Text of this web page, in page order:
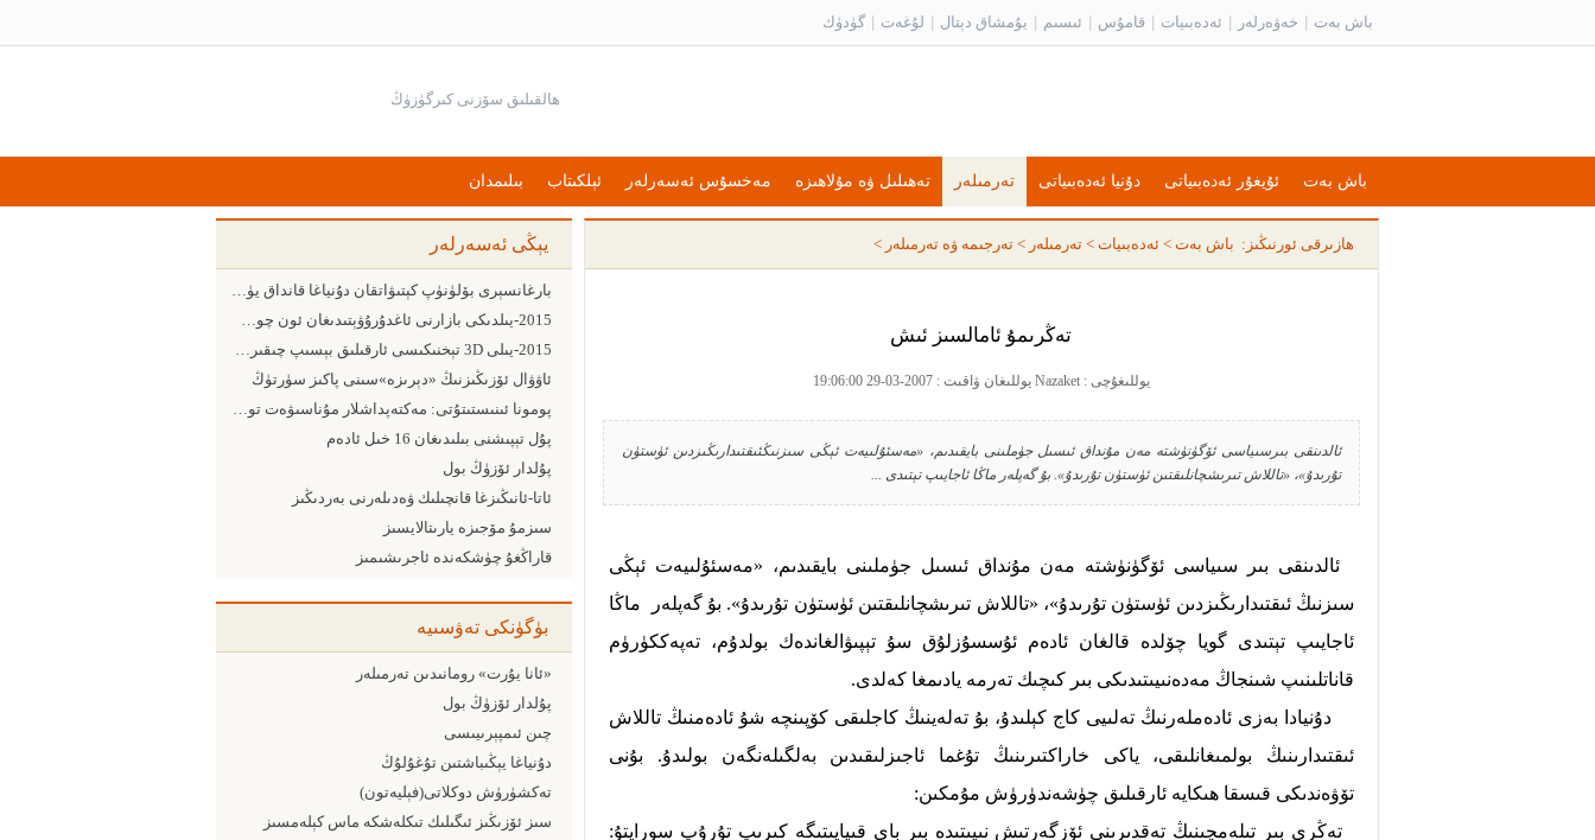
باش بەت خەۋەرلەر ئەدەبىيات قامۇس ئىسىم يۇمشاق دېتال لۇغەت گۈدۈك
باش بەت ئۇيغۇر ئەدەبىياتى دۇنيا ئەدەبىياتى تەرمىلەر تەھىلىل ۋە مۇلاھىزە مەخسۇس ئەسەرلەر ئېلكىتاب بىلىمدان
يېڭى ئەسەرلەر
بارغانسېرى بۆلۈنۈپ كېتىۋاتقان دۇنياغا قانداق يۈزلىنىش كېرەك
2015-يىلدىكى بازارنى ئاغدۇرۇۋېتىدىغان ئون چوڭ ئامىل
2015-يىلى 3D تېخنىكىسى ئارقىلىق بېسىپ چىقىرىش ساھەسىدىكى 5 چوڭ يۈزلىنىش
ئاۋۋال ئۆزىڭىزنىڭ «دېرىزە»سىنى پاكىز سۈرتۈڭ
پومونا ئىنىستىتۇتى: مەكتەپداشلار مۇناسىۋەت تورىدىن پايدىلىنىشقا ئەڭ ماھىر ئىنىست
پۇل تېپىشنى بىلىدىغان 16 خىل ئادەم
پۇلدار ئۆزۈڭ بول
ئاتا-ئانىڭىزغا قانچىلىك ۋەدىلەرنى بەردىڭىز
سىزمۇ مۆجىزە يارىتالايسىز
قاراڭغۇ چۈشكەندە ئاجرىشىمىز
بۈگۈنكى تەۋسىيە
«ئانا يۇرت» رومانىدىن تەرمىلەر
پۇلدار ئۆزۈڭ بول
چىن ئىمپېرىيىسى
دۇنياغا يېڭىباشتىن تۇغۇلۇڭ
تەكشۈرۈش دوكلاتى(فېليەتون)
سىز ئۆزىڭىز ئىگىلىك تىكلەشكە ماس كېلەمسىز
ھازىرقى ئورنىڭىز: باش بەت > ئەدەبىيات > تەرمىلەر > تەرجىمە ۋە تەرمىلەر >
تەڭرىمۇ ئامالسىز ئىش
يوللىغۇچى : Nazaket يوللىغان ۋاقىت : 2007-03-29 19:06:00
ئالدىنقى بىرسىياسى ئۆگۈنۈشتە مەن مۇنداق ئىسىل جۈملىنى بايقىدىم، «مەسئۇلىيەت ئېڭى سىزنىڭئىقتىدارىڭىزدىن ئۈستۈن
تۇرىدۇ»، «تاللاش تىرىشچانلىقتىن ئۈستۈن تۇرىدۇ». بۇ گەپلەر ماڭا ئاجايىپ تېتىدى ...
ئالدىنقى بىر سىياسى ئۆگۈنۈشتە مەن مۇنداق ئىسىل جۈملىنى بايقىدىم، «مەسئۇلىيەت ئېڭى
سىزنىڭ ئىقتىدارىڭىزدىن ئۈستۈن تۇرىدۇ»، «تاللاش تىرىشچانلىقتىن ئۈستۈن تۇرىدۇ». بۇ گەپلەر ماڭا
ئاجايىپ تېتىدى گويا چۆلدە قالغان ئادەم ئۇسسۇزلۇق سۇ تېپىۋالغاندەك بولدۇم، تەپەككۈرۈم
قاناتلىنىپ شىنجاڭ مەدەنىيىتىدىكى بىر كىچىك تەرمە يادىمغا كەلدى.
دۇنيادا بەزى ئادەملەرنىڭ تەلىيى كاج كېلىدۇ، بۇ تەلەينىڭ كاجلىقى كۆپىنچە شۇ ئادەمنىڭ تاللاش
ئىقتىدارىنىڭ بولمىغانلىقى، ياكى خاراكتىرىنىڭ تۇغما ئاجىزلىقىدىن بەلگىلەنگەن بولىدۇ. بۇنى
تۆۋەندىكى قىسقا ھىكايە ئارقىلىق چۈشەندۈرۈش مۇمكىن:
تەڭرى بىر تىلەمچىنىڭ تەقدىرىنى ئۆزگەرتىش نىيىتىدە بىر باي قىياپىتىگە كىرىپ تۇرۇپ سوراپتۇ: